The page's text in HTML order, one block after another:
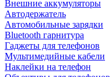
Внешние аккумуляторы
Автодержатель
Автомобильные зарядки
Bluetooth гарнитура
Гаджеты для телефонов
Мультимедийные кабели
Наклейки на телефон